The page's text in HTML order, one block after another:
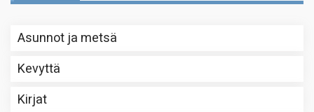
Asunnot ja metsä
Kevyttä
Kirjat